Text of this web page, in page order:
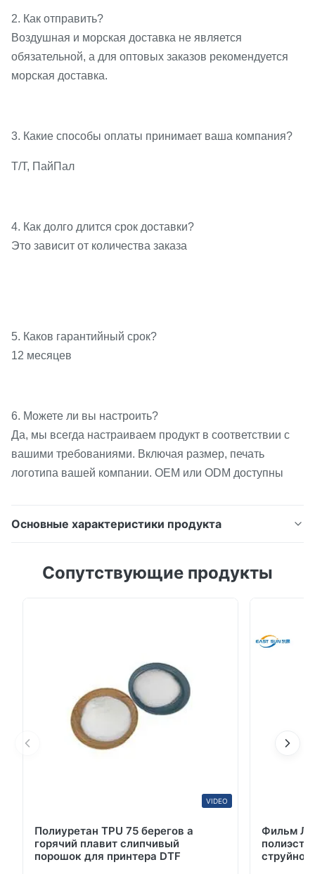
2. Как отправить?
Воздушная и морская доставка не является
обязательной, а для оптовых заказов рекомендуется
морская доставка.
3. Какие способы оплаты принимает ваша компания?
Т/Т, ПайПал
4. Как долго длится срок доставки?
Это зависит от количества заказа
5. Каков гарантийный срок?
12 месяцев
6. Можете ли вы настроить?
Да, мы всегда настраиваем продукт в соответствии с
вашими требованиями. Включая размер, печать
логотипа вашей компании. OEM или ODM доступны
Основные характеристики продукта
клейкая пленка из ТПУ, мягкий эластичный
термопластическую термоплавкую клейкую
пленку, которая поддерживается разделительной
Сопутствующие продукты
VIDEO
Полиуретан TPU 75 берегов a
горячий плавит слипчивый
порошок для принтера DTF
Фильм
струйной